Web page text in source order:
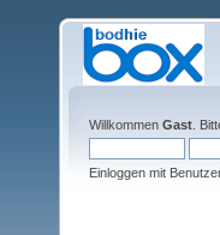
Willkommen Gast .
Einloggen mit